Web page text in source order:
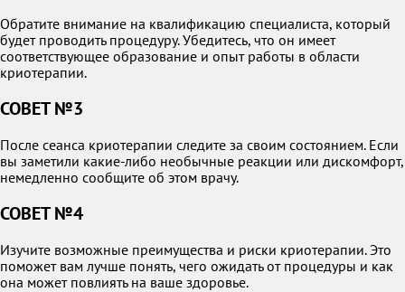
Обратите внимание на квалификацию специалиста, который
будет проводить процедуру. Убедитесь, что он имеет
соответствующее образование и опыт работы в области
криотерапии.
СОВЕТ №3
После сеанса криотерапии следите за своим состоянием. Если
вы заметили какие-либо необычные реакции или дискомфорт,
немедленно сообщите об этом врачу.
СОВЕТ №4
Изучите возможные преимущества и риски криотерапии. Это
поможет вам лучше понять, чего ожидать от процедуры и как
она может повлиять на ваше здоровье.